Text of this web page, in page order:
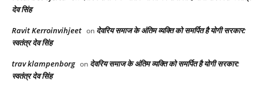
देव सिंह
Ravit Kerroinvihjeet on देवरिय समाज के अंतिम व्यक्ति को समर्पित है योगी सरकार:
स्वतंत्र देव सिंह
trav klampenborg on देवरिय समाज के अंतिम व्यक्ति को समर्पित है योगी सरकार:
स्वतंत्र देव सिंह